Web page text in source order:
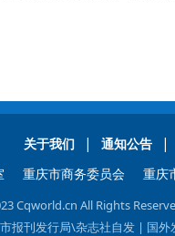
关于我们 | 通知公告 |
重庆市商务委员会 重庆
Cqworld.cn All Rights
报刊发行局\杂志社自发 | 国外